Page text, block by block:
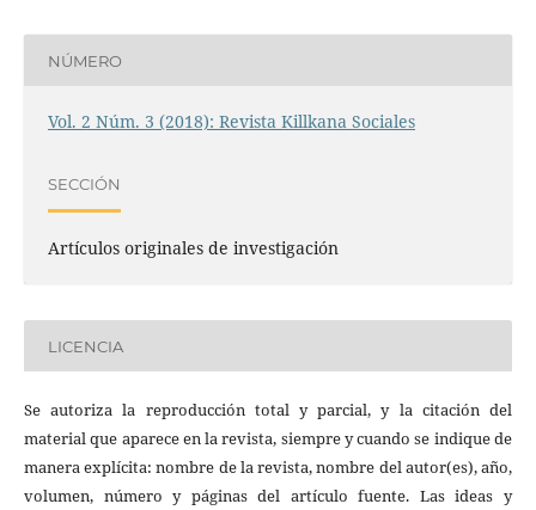
NÚMERO
Vol. 2 Núm. 3 (2018): Revista Killkana Sociales
SECCIÓN
Artículos originales de investigación
LICENCIA
Se autoriza la reproducción total y parcial, y la citación del
material que aparece en la revista, siempre y cuando se indique de
manera explícita: nombre de la revista, nombre del autor(es), año,
volumen, número y páginas del artículo fuente. Las ideas y